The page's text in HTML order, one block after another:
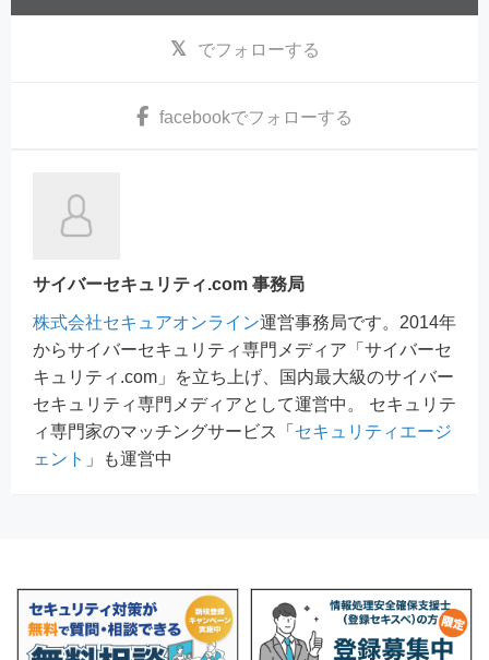
でフォローする
facebookでフォローする
サイバーセキュリティ.com 事務局
株式会社セキュアオンライン運営事務局です。2014年
からサイバーセキュリティ専門メディア「サイバーセ
キュリティ.com」を立ち上げ、国内最大級のサイバー
セキュリティ専門メディアとして運営中。 セキュリテ
ィ専門家のマッチングサービス「 セキュリティエージ
ェント 」も運営中